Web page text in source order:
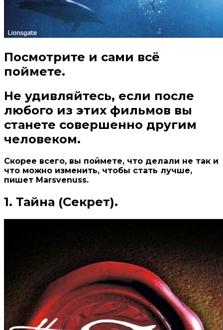
Посмотрите и сами всё
поймете.
Не удивляйтесь, если после
любого из этих фильмов вы
станете совершенно другим
человеком.
Скорее всего, вы поймете, что делали не так и
что можно изменить, чтобы стать лучше,
пишет Marsvenuss.
1. Тайна (Секрет).